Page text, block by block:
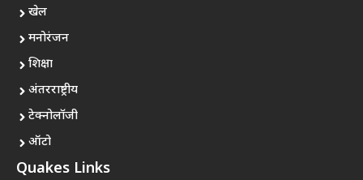
खेल
मनोरंजन
शिक्षा
अंतरराष्ट्रीय
टेक्नोलॉजी
ऑटो
Quakes Links